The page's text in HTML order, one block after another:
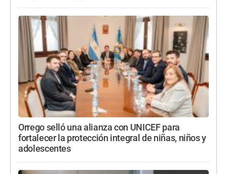
Orrego selló una alianza con UNICEF para
fortalecer la protección integral de niñas, niños y
adolescentes